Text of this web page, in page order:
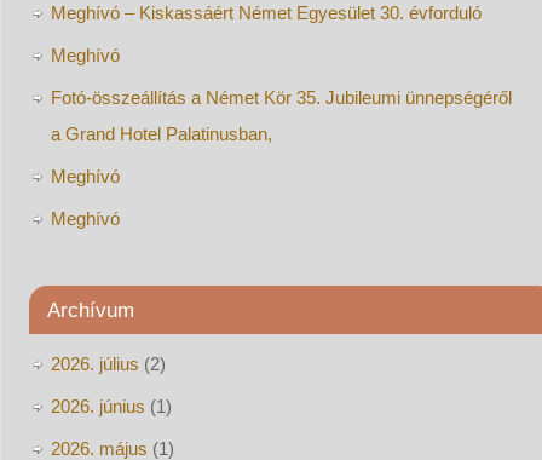
Meghívó – Kiskassáért Német Egyesület 30. évforduló
Meghívó
Fotó-összeállítás a Német Kör 35. Jubileumi ünnepségéről
a Grand Hotel Palatinusban,
Meghívó
Meghívó
Archívum
2026. július (2)
2026. június (1)
2026. május (1)